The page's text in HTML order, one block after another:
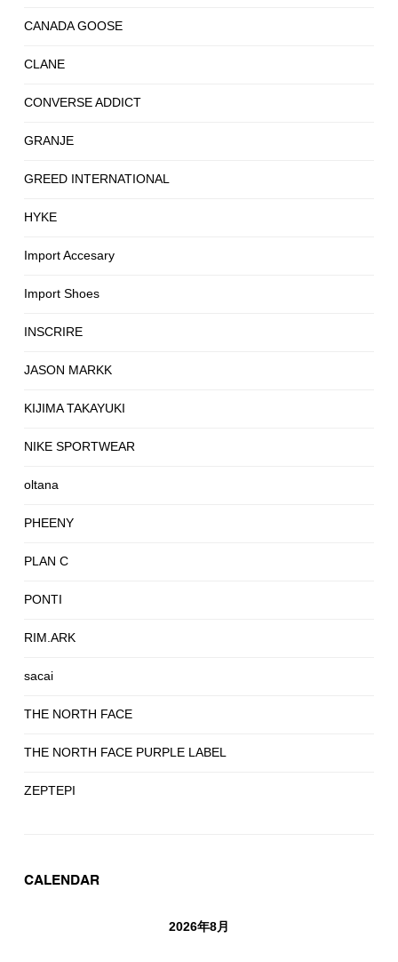
CANADA GOOSE
CLANE
CONVERSE ADDICT
GRANJE
GREED INTERNATIONAL
HYKE
Import Accesary
Import Shoes
INSCRIRE
JASON MARKK
KIJIMA TAKAYUKI
NIKE SPORTWEAR
oltana
PHEENY
PLAN C
PONTI
RIM.ARK
sacai
THE NORTH FACE
THE NORTH FACE PURPLE LABEL
ZEPTEPI
CALENDAR
2026年8月